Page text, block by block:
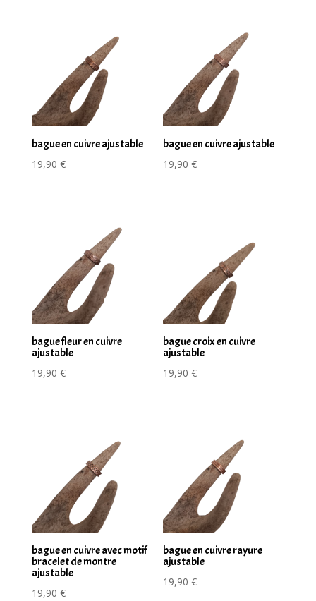
bague en cuivre ajustable
19,90 €
bague en cuivre ajustable
19,90€
bague fleur en cuivre
ajustable
19,90 €
bague croix en cuivre
ajustable
19,90€
bague en cuivre avec motif
bracelet de montre
ajustable
19,90 €
bague en cuivre rayure
ajustable
19,90€